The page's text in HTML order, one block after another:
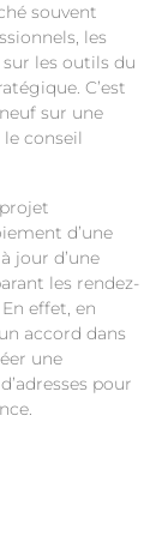
souvent
les
les outils du
C’est
sur une
conseil
d’une
jour d’une
les rendez-
effet, en
accord dans
une
pour